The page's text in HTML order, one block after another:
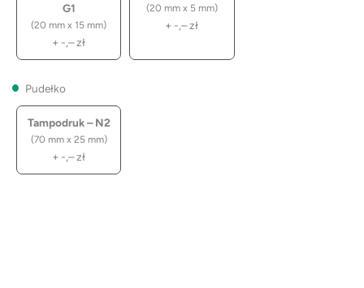
G1
(20 mm x 15 mm)
+ -,–zł
(20 mm x 5 mm)
+ -,–zł
Pudełko
Tampodruk – N2
(70 mm x 25 mm)
+ -,–zł